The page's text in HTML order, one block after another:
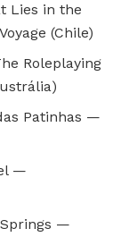
Lies in the
(Chile)
Roleplaying
Patinhas —
—
Springs —